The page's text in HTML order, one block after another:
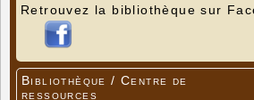
Retrouvez la bibliothèque sur
Bibliothèque / Centre de
ressources